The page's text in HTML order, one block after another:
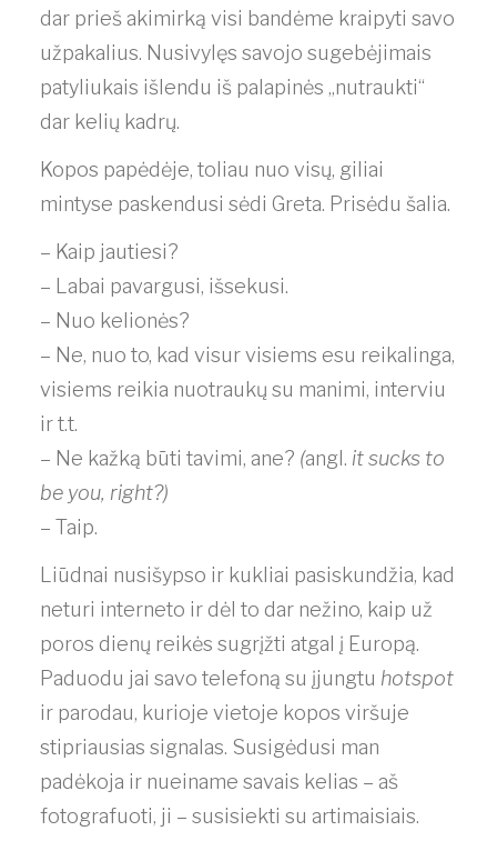
dar prieš akimirką visi bandėme kraipyti savo
užpakalius. Nusivylęs savojo sugebėjimais
patyliukais išlendu iš palapinės „nutraukti“
dar kelių kadrų.
Kopos papėdėje, toliau nuo visų, giliai
mintyse paskendusi sėdi Greta. Prisėdu šalia.
– Kaip jautiesi?
– Labai pavargusi, išsekusi.
– Nuo kelionės?
– Ne, nuo to, kad visur visiems esu reikalinga,
visiems reikia nuotraukų su manimi, interviu
ir t.t.
– Ne kažką būti tavimi, ane? (angl. it sucks to
be you, right?)
– Taip.
Liūdnai nusišypso ir kukliai pasiskundžia, kad
neturi interneto ir dėl to dar nežino, kaip už
poros dienų reikės sugrįžti atgal į Europą.
Paduodu jai savo telefoną su įjungtu hotspot
ir parodau, kurioje vietoje kopos viršuje
stipriausias signalas. Susigėdusi man
padėkoja ir nueiname savais kelias – aš
fotografuoti, ji – susisiekti su artimaisiais.